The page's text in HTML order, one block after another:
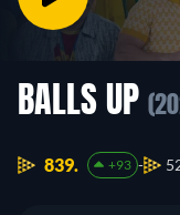
BALLS UP
839. +93